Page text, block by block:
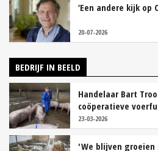
‘Een andere kijk op
20-07-2026
BEDRIJF IN BEELD
Handelaar Bart
coöperatieve
23-03-2026
'We blijven groeien